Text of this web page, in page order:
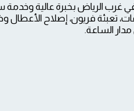
الرياض بخبرة عالية وخدمة
تعبئة فريون، إصلاح الأعطال
الساعة.